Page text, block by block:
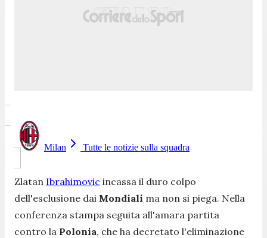
Milan Tutte le notizie sulla squadra
Zlatan Ibrahimovic incassa il duro colpo
dell'esclusione dai Mondiali ma non si piega. Nella
conferenza stampa seguita all'amara partita
contro la Polonia, che ha decretato l'eliminazione